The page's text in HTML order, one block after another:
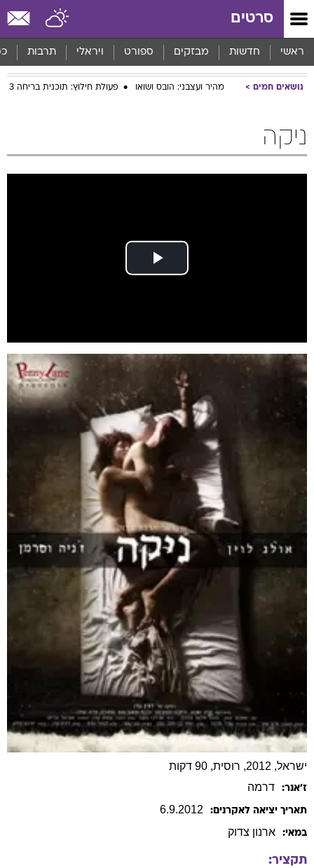
סרטים
ראשי חדשות מבזקים ספורט ויראלי תרבות
נושאים חמים מהיר ועצבני: הובס ושואו פעולת חילוץ: תוכנית בריחה 3
ניקה
ישראל, 2012, רוסית, 90 דקות
ז׳אנר: דרמה
תאריך יציאה לאקרנים: 6.9.2012
במאי: ארנון צדוק
תקציר: